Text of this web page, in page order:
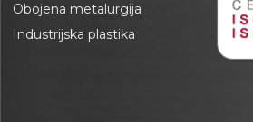
Obojena metalurgija
Industrijska plastika